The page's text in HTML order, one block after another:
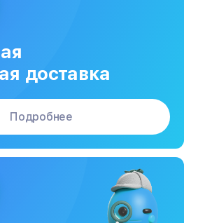
доставка
Подробнее